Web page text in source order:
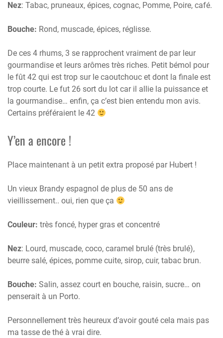
Nez: Tabac, pruneaux, épices, cognac, Pomme, Poire, café.
Bouche: Rond, muscade, épices, réglisse.
De ces 4 rhums, 3 se rapprochent vraiment de par leur
gourmandise et leurs arômes très riches. Petit bémol pour
le fût 42 qui est trop sur le caoutchouc et dont la finale est
trop courte. Le fut 26 sort du lot car il allie la puissance et
la gourmandise… enfin, ça c’est bien entendu mon avis.
Certains préféraient le 42
Y’en a encore !
Place maintenant à un petit extra proposé par Hubert !
Un vieux Brandy espagnol de plus de 50 ans de
vieillissement.. oui, rien que ça
Couleur: très foncé, hyper gras et concentré
Nez: Lourd, muscade, coco, caramel brulé (très brulé),
beurre salé, épices, pomme cuite, sirop, cuir, tabac brun.
Bouche: Salin, assez court en bouche, raisin, sucre… on
penserait à un Porto.
Personnellement très heureux d’avoir gouté cela mais pas
ma tasse de thé à vrai dire.